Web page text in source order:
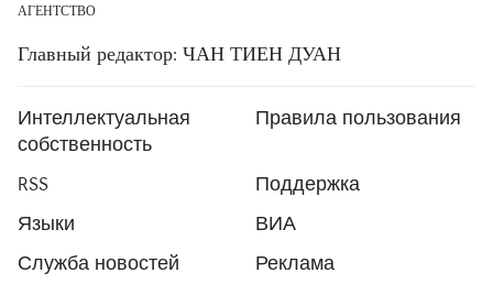
АГЕНТСТВО
Главный редактор: ЧАН ТИЕН ДУАН
Интеллектуальная
собственность
Правила пользования
RSS
Поддержка
Языки
ВИА
Служба новостей
Реклама